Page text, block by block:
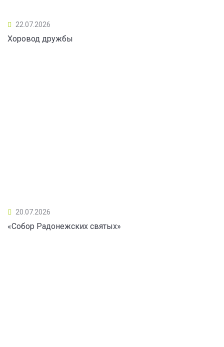
22.07.2026
Хоровод дружбы
20.07.2026
«Собор Радонежских святых»